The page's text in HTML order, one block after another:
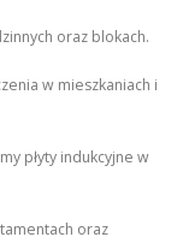
oraz blokach.
w mieszkaniach i
płyty indukcyjne w
oraz